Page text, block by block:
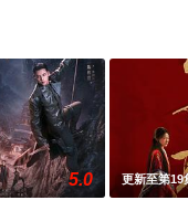
5.0 更新至第19